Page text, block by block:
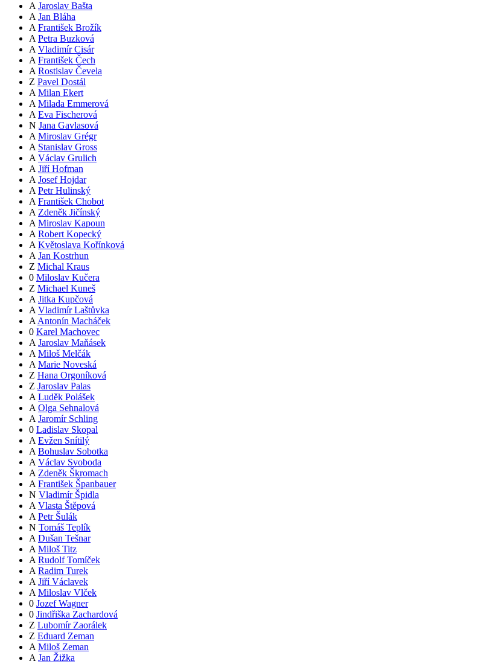
A Jaroslav Bašta
A Jan Bláha
A František Brožík
A Petra Buzková
A Vladimír Cisár
A František Čech
A Rostislav Čevela
Z Pavel Dostál
A Milan Ekert
A Milada Emmerová
A Eva Fischerová
N Jana Gavlasová
A Miroslav Grégr
A Stanislav Gross
A Václav Grulich
A Jiří Hofman
A Josef Hojdar
A Petr Hulinský
A František Chobot
A Zdeněk Jičínský
A Miroslav Kapoun
A Robert Kopecký
A Květoslava Kořínková
A Jan Kostrhun
Z Michal Kraus
0 Miloslav Kučera
Z Michael Kuneš
A Jitka Kupčová
A Vladimír Laštůvka
A Antonín Macháček
0 Karel Machovec
A Jaroslav Maňásek
A Miloš Melčák
A Marie Noveská
Z Hana Orgoníková
Z Jaroslav Palas
A Luděk Polášek
A Olga Sehnalová
A Jaromír Schling
0 Ladislav Skopal
A Evžen Snítilý
A Bohuslav Sobotka
A Václav Svoboda
A Zdeněk Škromach
A František Španbauer
N Vladimír Špidla
A Vlasta Štěpová
A Petr Šulák
N Tomáš Teplík
A Dušan Tešnar
A Miloš Titz
A Rudolf Tomíček
A Radim Turek
A Jiří Václavek
A Miloslav Vlček
0 Jozef Wagner
0 Jindřiška Zachardová
Z Lubomír Zaorálek
Z Eduard Zeman
A Miloš Zeman
A Jan Žižka